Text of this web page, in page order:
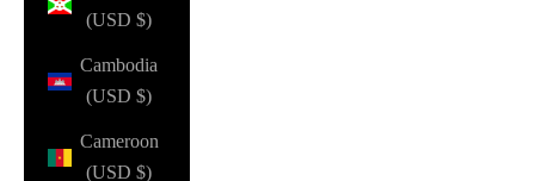
(USD $)
Cambodia
(USD $)
Cameroon
(USD $)